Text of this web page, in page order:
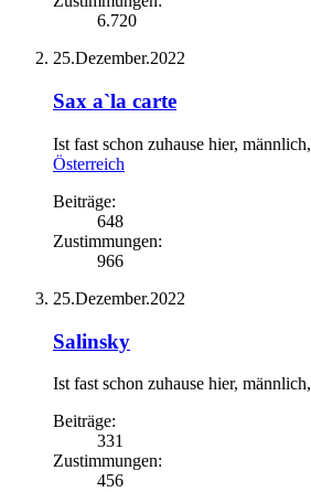
6.720
25.Dezember.2022
Sax a`la carte
Ist fast schon zuhause hier, männlich,
Österreich
Beiträge:
648
Zustimmungen:
966
25.Dezember.2022
Salinsky
Ist fast schon zuhause hier, männlich,
Beiträge:
331
Zustimmungen:
456